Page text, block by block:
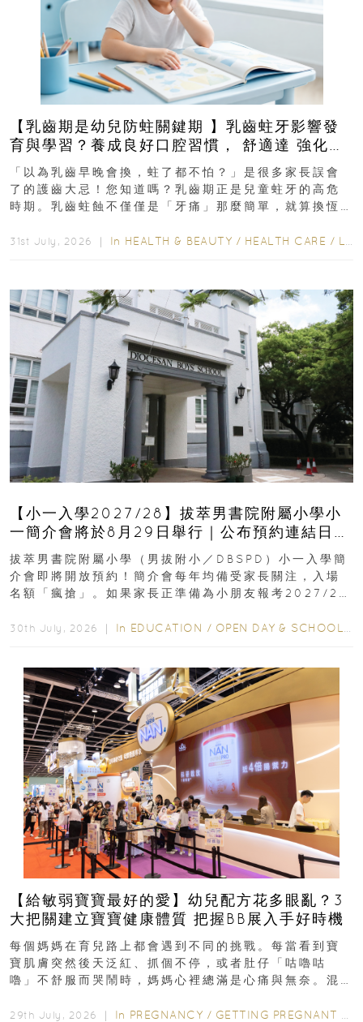
【乳齒期是幼兒防蛀關鍵期 】乳齒蛀牙影響發
育與學習？養成良好口腔習慣， 舒適達 強化琺
瑯質 兒童牙膏防護指南
「以為乳齒早晚會換，蛀了都不怕？」是很多家長誤會
了的護齒大忌！您知道嗎？乳齒期正是兒童蛀牙的高危
時期。乳齒蛀蝕不僅僅是「牙痛」那麼簡單，就算換恆
31st July, 2026 ｜ In HEALTH & BEAUTY / HEALTH CARE / LIFESTYLE
【小一入學2027/28】拔萃男書院附屬小學小
一簡介會將於8月29日舉行｜公布預約連結日期
｜更設有網上重溫
拔萃男書院附屬小學（男拔附小／DBSPD）小一入學簡
介會即將開放預約！簡介會每年均備受家長關注，入場
名額「瘋搶」。如果家長正準備為小朋友報考2027/28
30th July, 2026 ｜ In EDUCATION / OPEN DAY & SCHOOL EVENTS
【給敏弱寶寶最好的愛】幼兒配方花多眼亂？3
大把關建立寶寶健康體質 把握BB展入手好時機
每個媽媽在育兒路上都會遇到不同的挑戰。每當看到寶
寶肌膚突然後天泛紅、抓個不停，或者肚仔「咕嚕咕
嚕」不舒服而哭鬧時，媽媽心裡總滿是心痛與無奈。混
29th July, 2026 ｜ In PREGNANCY / GETTING PREGNANT